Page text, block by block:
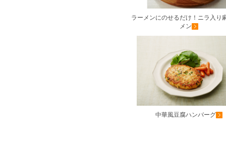
ラーメンにのせるだけ！ニラ入り
メン
中華風豆腐ハンバーグ